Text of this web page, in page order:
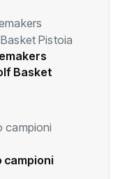
Basket
campioni